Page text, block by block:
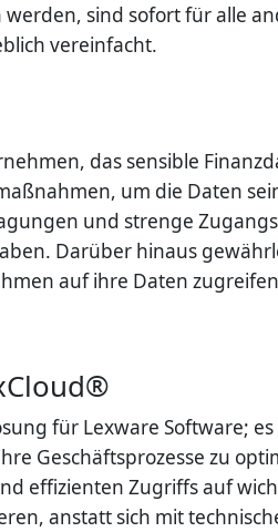
sind sofort für alle
vereinfacht.
das sensible
um die Daten
und strenge
Darüber hinaus
auf ihre Daten
für Lexware Software;
Geschäftsprozesse zu
effizienten Zugriffs auf
anstatt sich mit